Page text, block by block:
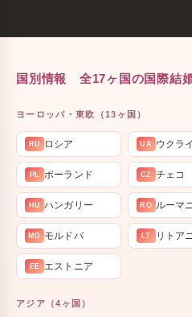
国別情報 全17ヶ国の国際結
ヨーロッパ・東欧（13ヶ国）
RU ロシア UA ウクラ
PL ポーランド CZ チェコ
HU ハンガリー RO ルーマ
MD モルドバ LT リトア
EE エストニア
アジア（4ヶ国）